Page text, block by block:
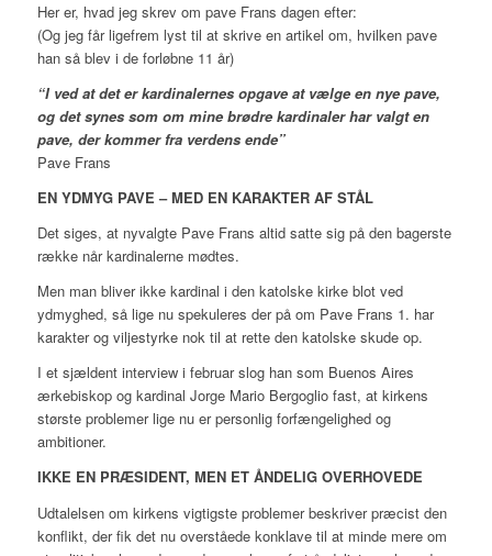
Her er, hvad jeg skrev om pave Frans dagen efter:
(Og jeg får ligefrem lyst til at skrive en artikel om, hvilken pave
han så blev i de forløbne 11 år)
“I ved at det er kardinalernes opgave at vælge en nye pave,
og det synes som om mine brødre kardinaler har valgt en
pave, der kommer fra verdens ende”
Pave Frans
EN YDMYG PAVE – MED EN KARAKTER AF STÅL
Det siges, at nyvalgte Pave Frans altid satte sig på den bagerste
række når kardinalerne mødtes.
Men man bliver ikke kardinal i den katolske kirke blot ved
ydmyghed, så lige nu spekuleres der på om Pave Frans 1. har
karakter og viljestyrke nok til at rette den katolske skude op.
I et sjældent interview i februar slog han som Buenos Aires
ærkebiskop og kardinal Jorge Mario Bergoglio fast, at kirkens
største problemer lige nu er personlig forfængelighed og
ambitioner.
IKKE EN PRÆSIDENT, MEN ET ÅNDELIG OVERHOVEDE
Udtalelsen om kirkens vigtigste problemer beskriver præcist den
konflikt, der fik det nu overståede konklave til at minde mere om